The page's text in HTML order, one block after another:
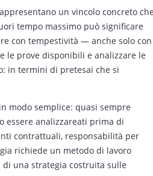
un vincolo concreto
tempo massimo può significare
con tempestività — anche solo con
le prove disponibili e analizzare le
in termini di pretesai che si
modo semplice: quasi sempre
essere analizzareati prima di
contrattuali, responsabilità per
richiede un metodo di lavoro
una strategia costruita sulle